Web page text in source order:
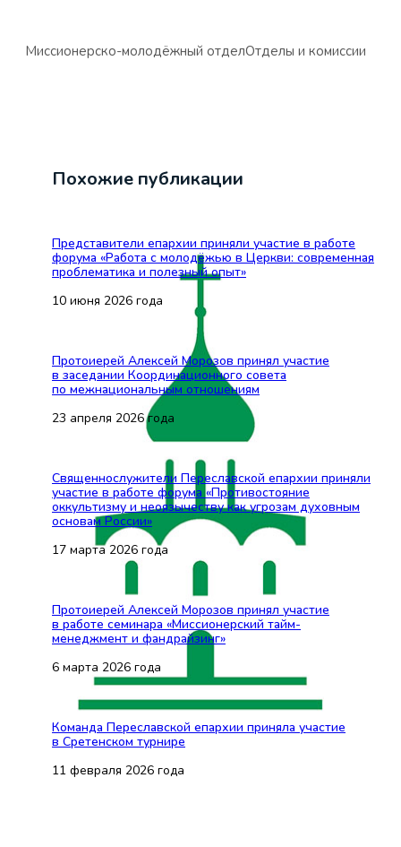
Миссионерско-молодёжный отделОтделы и комиссии
Похожие публикации
Представители епархии приняли участие в работе
форума «Работа с молодёжью в Церкви: современная
проблематика и полезный опыт»
10 июня 2026 года
Протоиерей Алексей Морозов принял участие
в заседании Координационного совета
по межнациональным отношениям
23 апреля 2026 года
Священнослужители Переславской епархии приняли
участие в работе форума «Противостояние
оккультизму и неоязычеству как угрозам духовным
основам России»
17 марта 2026 года
Протоиерей Алексей Морозов принял участие
в работе семинара «Миссионерский тайм-
менеджмент и фандрайзинг»
6 марта 2026 года
Команда Переславской епархии приняла участие
в Сретенском турнире
11 февраля 2026 года